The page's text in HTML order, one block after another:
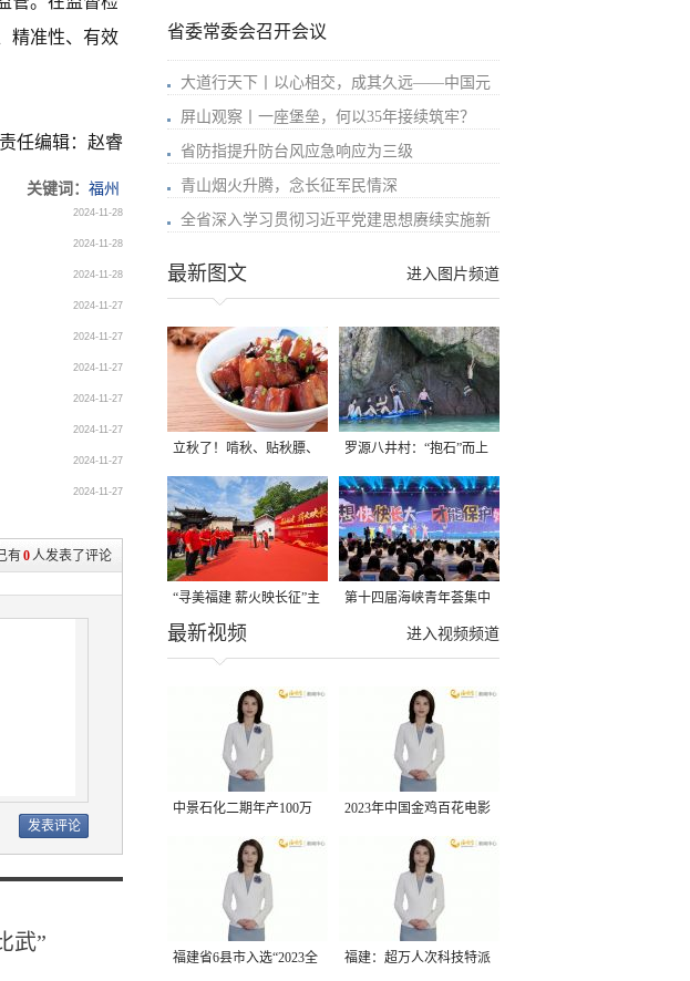
精准性、有效
责任编辑：赵睿
关键词： 福州
2024-11-28
2024-11-28
2024-11-28
2024-11-27
2024-11-27
2024-11-27
2024-11-27
2024-11-27
2024-11-27
2024-11-27
有0人发表了评论
武”
省委常委会召开会议
大道行天下丨以心相交，成其久远——中国元
屏山观察丨一座堡垒，何以35年接续筑牢？
省防指提升防台风应急响应为三级
青山烟火升腾，念长征军民情深
全省深入学习贯彻习近平党建思想赓续实施新
进入图片频道
最新图文
立秋了！啃秋、贴秋膘、
晒秋，福建人这样过才够
味→
罗源八井村：“抱石”而上
“寻美福建 薪火映长征”主
题活动在龙岩长汀启动
第十四届海峡青年荟集中
阶段活动在福州举行
进入视频频道
最新视频
中景石化二期年产100万
吨丙烷脱氢项目建成中交
2023年中国金鸡百花电影
节有福电影巡展31日启动
福建省6县市入选“2023全 福建：超万人次科技特派